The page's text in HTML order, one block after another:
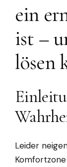
ein
ist –
lösen
Leider